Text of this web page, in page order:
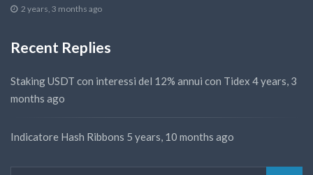
2 years, 3 months ago
Recent Replies
Staking USDT con interessi del 12% annui con Tidex 4 years, 3
months ago
Indicatore Hash Ribbons 5 years, 10 months ago